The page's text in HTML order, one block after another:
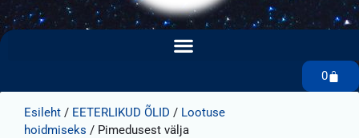
0
Esileht / EETERLIKUD ÕLID / Lootuse
hoidmiseks / Pimedusest välja